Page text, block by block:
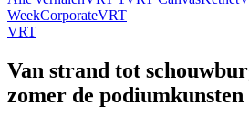
WeekCorporateVRT
VRT
Van strand tot
zomer de